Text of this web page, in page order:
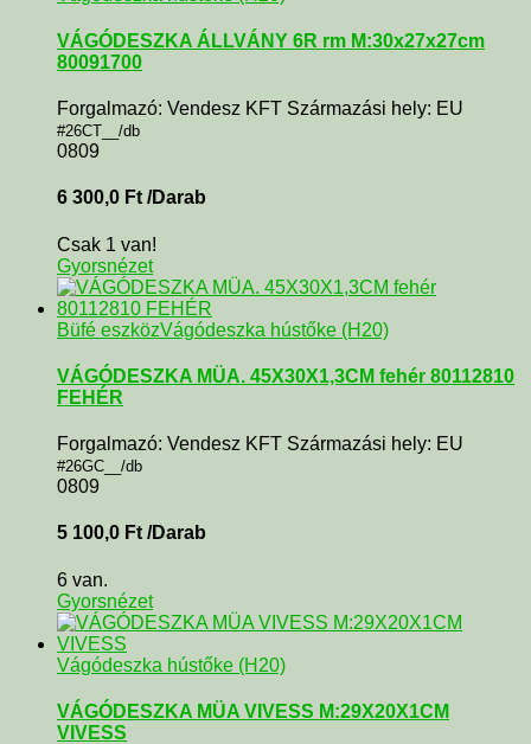
VÁGÓDESZKA ÁLLVÁNY 6R rm M:30x27x27cm
80091700
Forgalmazó: Vendesz KFT Származási hely: EU
#26CT__/db
0809
6 300,0 Ft /Darab
Csak 1 van!
Gyorsnézet
Büfé eszközVágódeszka hústőke (H20)
VÁGÓDESZKA MÜA. 45X30X1,3CM fehér 80112810
FEHÉR
Forgalmazó: Vendesz KFT Származási hely: EU
#26GC__/db
0809
5 100,0 Ft /Darab
6 van.
Gyorsnézet
Vágódeszka hústőke (H20)
VÁGÓDESZKA MÜA VIVESS M:29X20X1CM
VIVESS